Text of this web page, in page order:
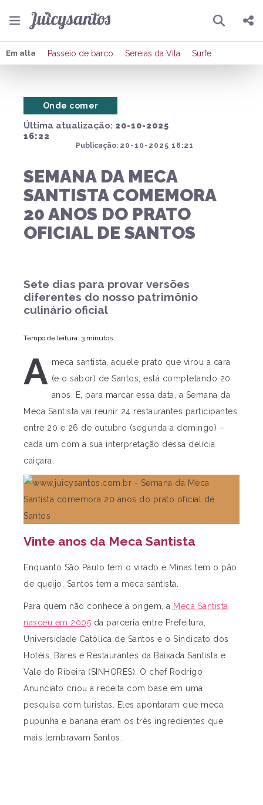
Pesquisar
Compartilhar
Em alta Passeio de barco Sereias da Vila Surfe
Última atualização: 20-10-2025
16:22
Publicação: 20-10-2025 16:21
Onde comer
SEMANA DA MECA
SANTISTA COMEMORA
20 ANOS DO PRATO
OFICIAL DE SANTOS
Sete dias para provar versões
diferentes do nosso patrimônio
culinário oficial
Tempo de leitura: 3 minutos
A meca santista, aquele prato que virou a cara
(e o sabor) de Santos, está completando 20
anos. E, para marcar essa data, a Semana da
Meca Santista vai reunir 24 restaurantes participantes
entre 20 e 26 de outubro (segunda a domingo) –
cada um com a sua interpretação dessa delícia
caiçara.
Vinte anos da Meca Santista
Enquanto São Paulo tem o virado e Minas tem o pão
de queijo, Santos tem a meca santista.
Para quem não conhece a origem, a Meca Santista
nasceu em 2005 da parceria entre Prefeitura,
Universidade Católica de Santos e o Sindicato dos
Hotéis, Bares e Restaurantes da Baixada Santista e
Vale do Ribeira (SINHORES). O chef Rodrigo
Anunciato criou a receita com base em uma
pesquisa com turistas. Eles apontaram que meca,
pupunha e banana eram os três ingredientes que
mais lembravam Santos.